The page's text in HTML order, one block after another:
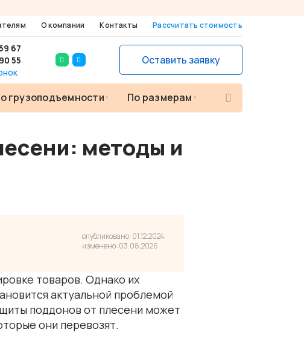
О компании Контакты Рассчитать стоимость
67
55
Оставить заявку
грузоподъемности По размерам
П
и
методы и
опубликовано: 01.12.2024
изменено: 03.08.2026
товаров. Однако их
актуальной проблемой
поддонов от плесени может
они перевозят.